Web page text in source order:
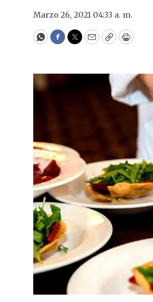
Marzo 26, 2021 04:33 a. m.
WhatsApp
Facebook
Twitter
EmailCopyPrint